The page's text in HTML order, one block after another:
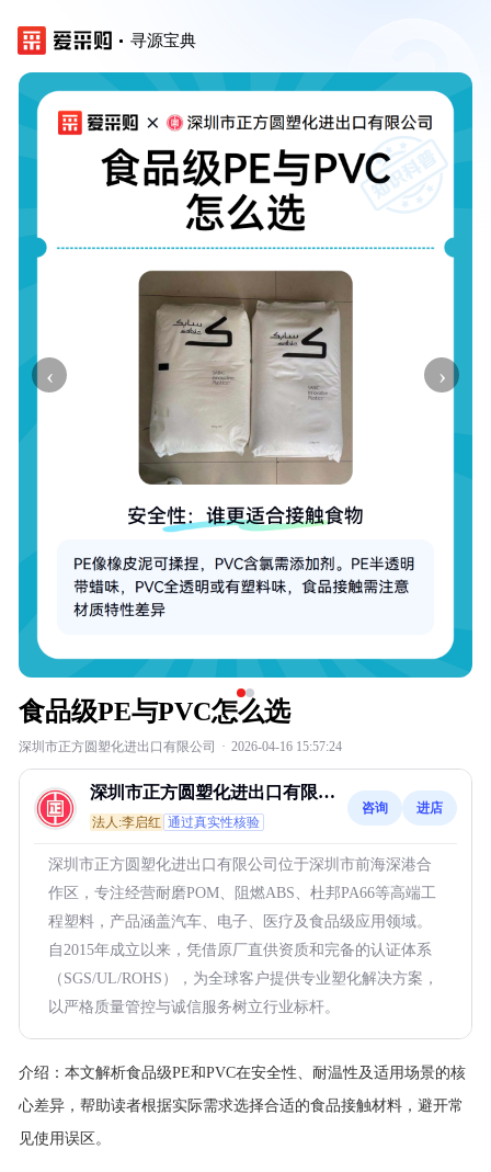
寻源宝典
‹ ›
食品级PE与PVC怎么选
深圳市正方圆塑化进出口有限公司 · 2026-04-16 15:57:24
深圳市正方圆塑化进出口有限公
司
法人:李启红 通过真实性核验
咨询 进店
深圳市正方圆塑化进出口有限公司位于深圳市前海深港合
作区，专注经营耐磨POM、阻燃ABS、杜邦PA66等高端工
程塑料，产品涵盖汽车、电子、医疗及食品级应用领域。
自2015年成立以来，凭借原厂直供资质和完备的认证体系
（SGS/UL/ROHS），为全球客户提供专业塑化解决方案，
以严格质量管控与诚信服务树立行业标杆。
介绍： 本文解析食品级PE和PVC在安全性、耐温性及适用场景的核
心差异，帮助读者根据实际需求选择合适的食品接触材料，避开常
见使用误区。